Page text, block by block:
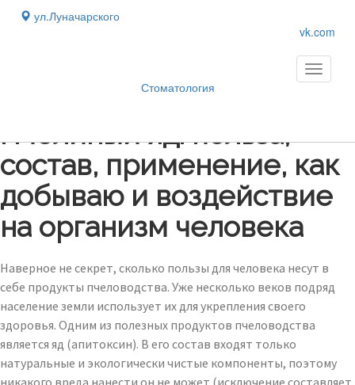
ул.Луначарского
vk.com
Стоматология
Toggle
Пчелиный яд: польза,
состав, применение, как
добываю и воздействие
на организм человека
Наверное не секрет, сколько пользы для человека несут в
себе продукты пчеловодства. Уже несколько веков подряд
население земли использует их для укрепления своего
здоровья. Одним из полезных продуктов пчеловодства
является яд (апитоксин). В его состав входят только
натуральные и экологически чистые компоненты, поэтому
никакого вреда нанести он не может (исключение составляет